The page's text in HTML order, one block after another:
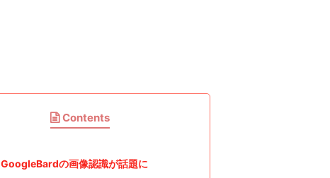
Contents
GoogleBardの画像認識が話題に